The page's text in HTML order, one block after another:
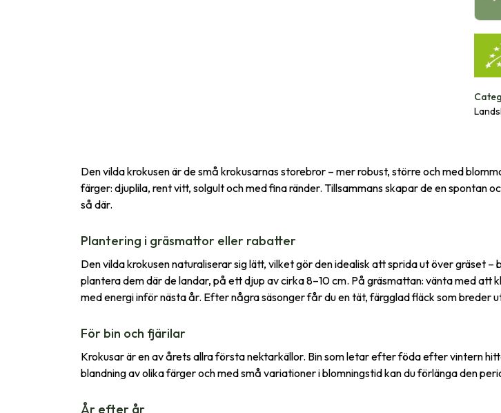
Den vilda krokusen är de små krokusarnas storebror – mer robust, större och med
färger: djuplila, rent vitt, solgult och med fina ränder. Tillsammans skapar de en spontan
så där.
Plantering i gräsmattor eller rabatter
Den vilda krokusen naturaliserar sig lätt, vilket gör den idealisk att sprida ut över gräset
plantera dem där de landar, på ett djup av cirka 8–10 cm. På gräsmattan: vänta med att
med energi inför nästa år. Efter några säsonger får du en tät, färgglad fläck som breder
För bin och fjärilar
Krokusar är en av årets allra första nektarkällor. Bin som letar efter föda efter vintern
blandning av olika färger och med små variationer i blomningstid kan du förlänga den
År efter år